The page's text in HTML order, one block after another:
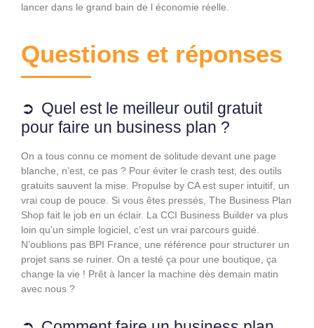
lancer dans le grand bain de l économie réelle.
Questions et réponses
Quel est le meilleur outil gratuit
pour faire un business plan ?
On a tous connu ce moment de solitude devant une page
blanche, n’est, ce pas ? Pour éviter le crash test, des outils
gratuits sauvent la mise. Propulse by CA est super intuitif, un
vrai coup de pouce. Si vous êtes pressés, The Business Plan
Shop fait le job en un éclair. La CCI Business Builder va plus
loin qu’un simple logiciel, c’est un vrai parcours guidé.
N’oublions pas BPI France, une référence pour structurer un
projet sans se ruiner. On a testé ça pour une boutique, ça
change la vie ! Prêt à lancer la machine dès demain matin
avec nous ?